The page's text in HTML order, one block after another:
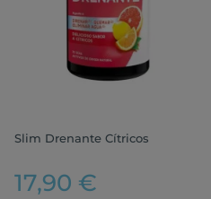
Slim Drenante Cítricos
17,90 €